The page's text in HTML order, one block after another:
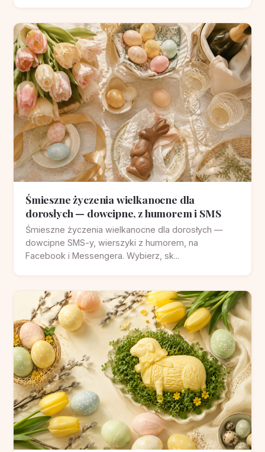
Śmieszne życzenia wielkanocne dla
dorosłych — dowcipne, z humorem i SMS
Śmieszne życzenia wielkanocne dla dorosłych —
dowcipne SMS-y, wierszyki z humorem, na
Facebook i Messengera. Wybierz, sk...